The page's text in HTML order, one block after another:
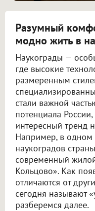
Разумный
модно жить в
Наукограды —
где высокие
размеренным
стали важной
потенциала
интересный тренд
Например, в
наукоградов
современный
Кольцово». Как
отличаются от
сегодня называют
разберемся далее.